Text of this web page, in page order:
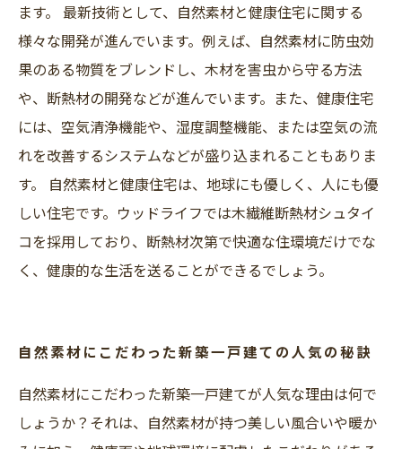
ます。 最新技術として、自然素材と健康住宅に関する
様々な開発が進んでいます。例えば、自然素材に防虫効
果のある物質をブレンドし、木材を害虫から守る方法
や、断熱材の開発などが進んでいます。また、健康住宅
には、空気清浄機能や、湿度調整機能、または空気の流
れを改善するシステムなどが盛り込まれることもありま
す。 自然素材と健康住宅は、地球にも優しく、人にも優
しい住宅です。ウッドライフでは木繊維断熱材シュタイ
コを採用しており、断熱材次第で快適な住環境だけでな
く、健康的な生活を送ることができるでしょう。
自然素材にこだわった新築一戸建ての人気の秘訣
自然素材にこだわった新築一戸建てが人気な理由は何で
しょうか？それは、自然素材が持つ美しい風合いや暖か